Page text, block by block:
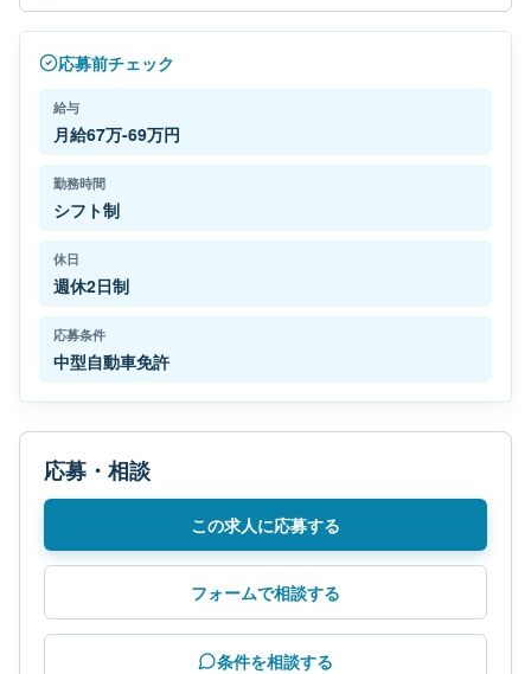
応募前チェック
給与
月給67万-69万円
勤務時間
シフト制
休日
週休2日制
応募条件
中型自動車免許
応募・相談
この求人に応募する
フォームで相談する
条件を相談する